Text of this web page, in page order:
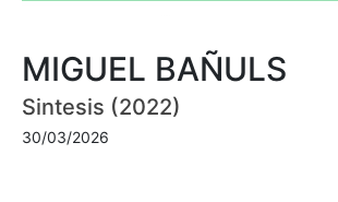
MIGUEL BAÑULS
Sintesis (2022)
30/03/2026